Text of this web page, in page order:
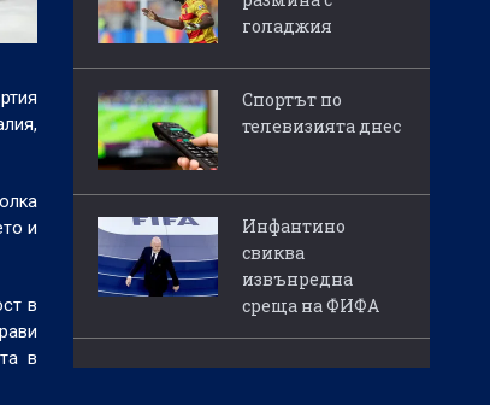
и
в
в
голаджия
Спортът по
телевизията днес
Инфантино
свиква
извънредна
среща на ФИФА